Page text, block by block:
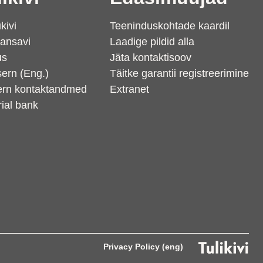
(Eng.)
kontaktandmed
bank
Teeninduskohtade kaardil
Laadige pildid alla
Jäta kontaktisoov
Täitke garantii registreerimine
Extranet
Privacy Policy (eng)